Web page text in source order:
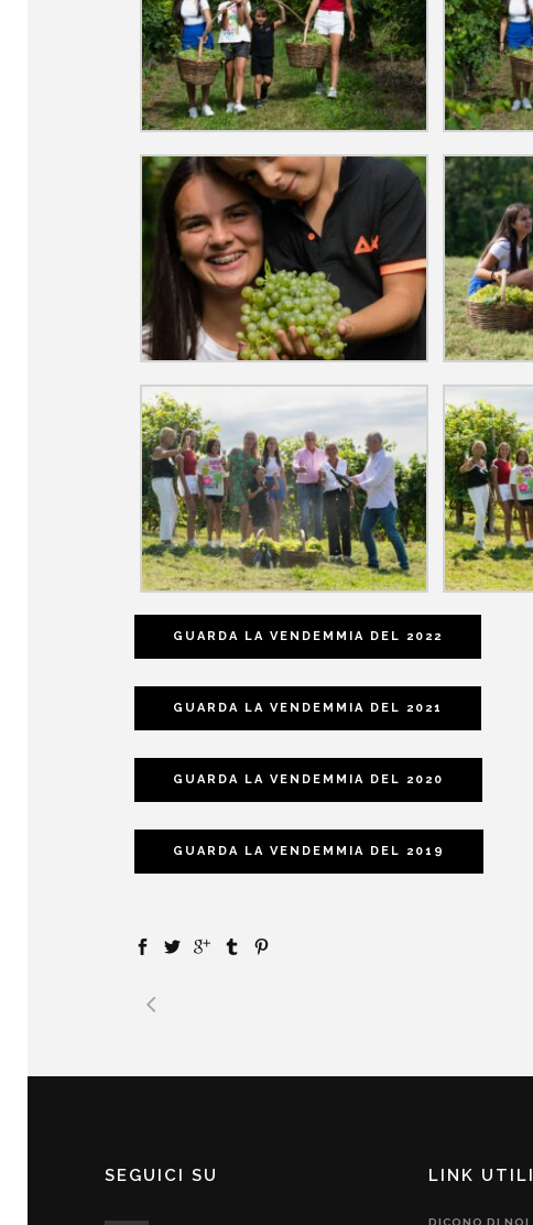
GUARDA LA VENDEMMIA DEL 2022
GUARDA LA VENDEMMIA DEL 2021
GUARDA LA VENDEMMIA DEL 2020
GUARDA LA VENDEMMIA DEL 2019
SEGUICI SU LINK UTILI
DICONO DI NOI